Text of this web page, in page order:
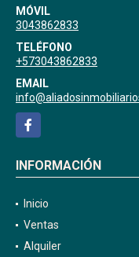
MÓVIL
3043862833
TELÉFONO
+573043862833
EMAIL
Facebook
INFORMACIÓN
Inicio
Ventas
Alquiler